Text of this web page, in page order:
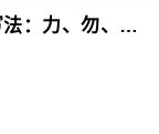
楷书基本部件的写法：力、勿、万..